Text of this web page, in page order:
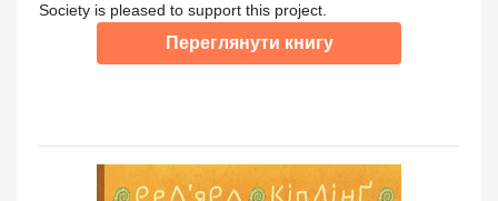
Society is pleased to support this project.
Переглянути книгу